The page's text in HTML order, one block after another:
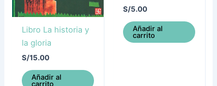
Libro La historia y
la gloria
S/15.00
Añadir al
carrito
S/5.00
Añadir al
carrito